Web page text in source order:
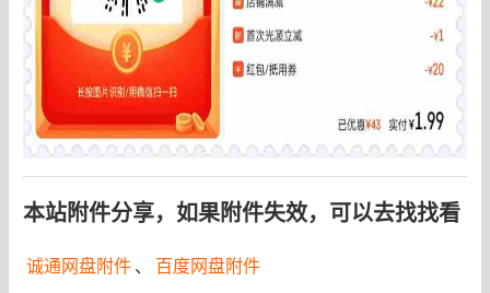
本站附件分享，如果附件失效，可以去找找看
诚通网盘附件 、 百度网盘附件